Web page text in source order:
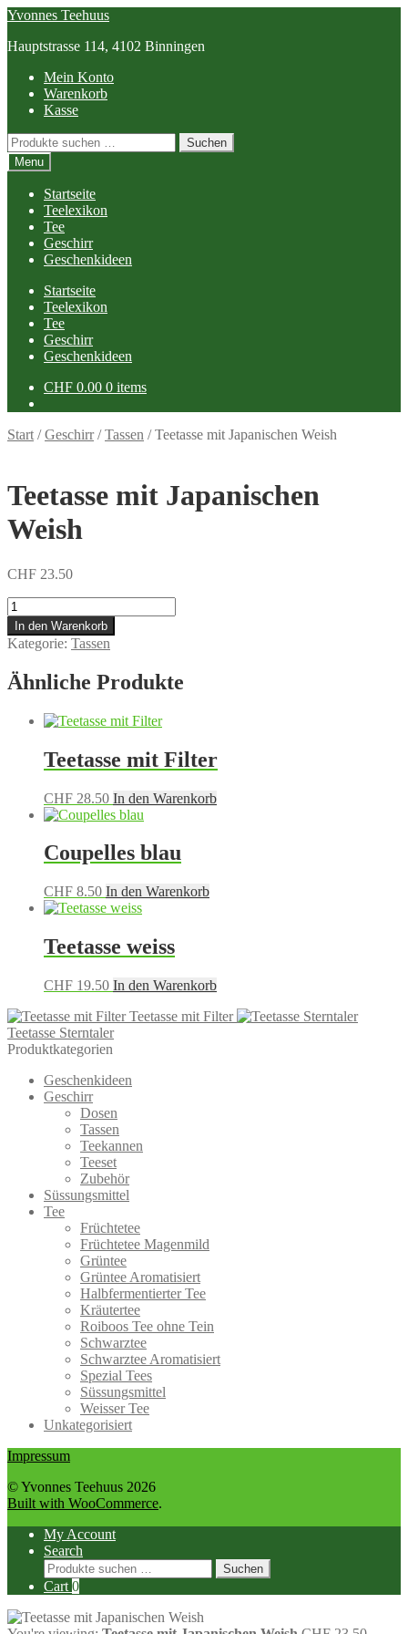
Skip
navigation
Skip
content
Yvonnes Teehuus
Hauptstrasse 114, 4102 Binningen
Mein Konto
Warenkorb
Kasse
Suchen
nach:
Suchen
Menu
Startseite
Teelexikon
Tee
Geschirr
Geschenkideen
Startseite
Teelexikon
Tee
Geschirr
Geschenkideen
CHF 0.00 0 items
Start /Geschirr/Tassen /Teetasse mit Japanischen Weish
Teetasse mit Japanischen
Weish
CHF 23.50
Teetasse
mit
Japanischen
Weish
Menge
In den Warenkorb
Kategorie: Tassen
Ähnliche Produkte
Teetasse mit Filter
CHF 28.50 In den Warenkorb
Coupelles blau
CHF 8.50 In den Warenkorb
Teetasse weiss
CHF 19.50 In den Warenkorb
Teetasse mit Filter
Teetasse Sterntaler
Produktkategorien
Geschenkideen
Geschirr
Dosen
Tassen
Teekannen
Teeset
Zubehör
Süssungsmittel
Tee
Früchtetee
Früchtetee Magenmild
Grüntee
Grüntee Aromatisiert
Halbfermentierter Tee
Kräutertee
Roiboos Tee ohne Tein
Schwarztee
Schwarztee Aromatisiert
Spezial Tees
Süssungsmittel
Weisser Tee
Unkategorisiert
Impressum
© Yvonnes Teehuus 2026
Built with WooCommerce.
My Account
Search
Suchen
nach:
Suchen
Cart 0